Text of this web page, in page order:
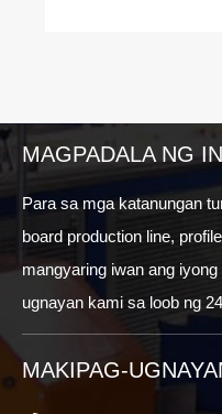
MAGPADALA NG
Para sa mga katanungan
board production line,
mangyaring iwan ang
ugnayan kami sa loob ng
MAKIPAG-